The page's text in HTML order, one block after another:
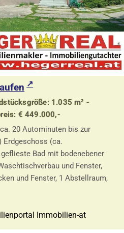
1.035 m² -
€ 449.000,-
20 Autominuten bis zur
Erdgeschoss (ca.
Bad mit bodenebener
und Fenster,
und Fenster, 1 Abstellraum,
Immobilien-at